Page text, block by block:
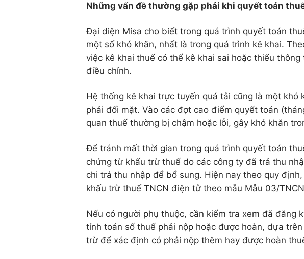
Những vấn đề thường gặp phải khi quyết toán
Đại diện Misa cho biết trong quá trình quyết toán
một số khó khăn, nhất là trong quá trình kê khai.
việc kê khai thuế có thể kê khai sai hoặc thiếu
điều chỉnh.
Hệ thống kê khai trực tuyến quá tải cũng là một khó
phải đối mặt. Vào các đợt cao điểm quyết toán
quan thuế thường bị chậm hoặc lỗi, gây khó khăn
Để tránh mất thời gian trong quá trình quyết toán
chứng từ khấu trừ thuế do các công ty đã trả thu
chi trả thu nhập để bổ sung. Hiện nay theo quy
khấu trừ thuế TNCN điện tử theo mẫu Mẫu 03/
Nếu có người phụ thuộc, cần kiểm tra xem đã đăng
tính toán số thuế phải nộp hoặc được hoàn, dựa
trừ để xác định có phải nộp thêm hay được hoàn